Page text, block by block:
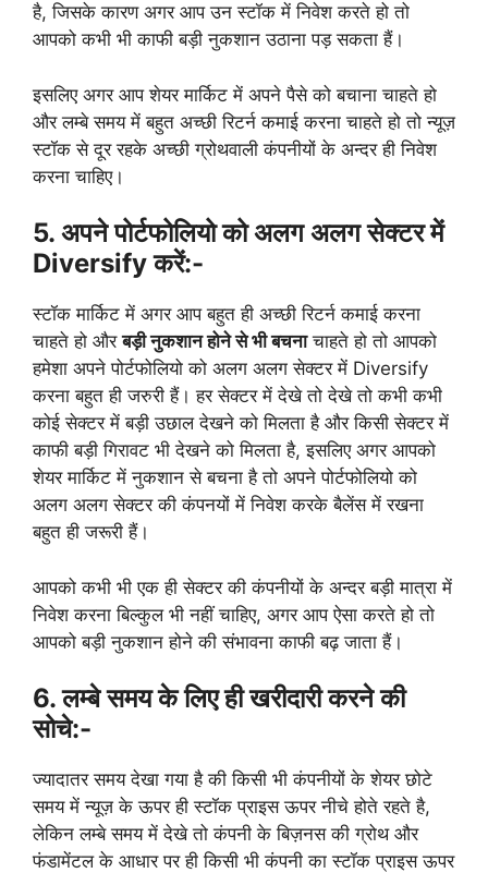
है, जिसके कारण अगर आप उन स्टॉक में निवेश करते हो तो
आपको कभी भी काफी बड़ी नुकशान उठाना पड़ सकता हैं।
इसलिए अगर आप शेयर मार्किट में अपने पैसे को बचाना चाहते हो
और लम्बे समय में बहुत अच्छी रिटर्न कमाई करना चाहते हो तो न्यूज़
स्टॉक से दूर रहके अच्छी ग्रोथवाली कंपनीयों के अन्दर ही निवेश
करना चाहिए।
5. अपने पोर्टफोलियो को अलग अलग सेक्टर में
Diversify करें:-
स्टॉक मार्किट में अगर आप बहुत ही अच्छी रिटर्न कमाई करना
चाहते हो औरबड़ी नुकशान होने से भी बचनाचाहते हो तो आपको
हमेशा अपने पोर्टफोलियो को अलग अलग सेक्टर में Diversify
करना बहुत ही जरुरी हैं। हर सेक्टर में देखे तो देखे तो कभी कभी
कोई सेक्टर में बड़ी उछाल देखने को मिलता है और किसी सेक्टर में
काफी बड़ी गिरावट भी देखने को मिलता है, इसलिए अगर आपको
शेयर मार्किट में नुकशान से बचना है तो अपने पोर्टफोलियो को
अलग अलग सेक्टर की कंपनयों में निवेश करके बैलेंस में रखना
बहुत ही जरूरी हैं।
आपको कभी भी एक ही सेक्टर की कंपनीयों के अन्दर बड़ी मात्रा में
निवेश करना बिल्कुल भी नहीं चाहिए, अगर आप ऐसा करते हो तो
आपको बड़ी नुकशान होने की संभावना काफी बढ़ जाता हैं।
6. लम्बे समय के लिए ही खरीदारी करने की
सोचे:-
ज्यादातर समय देखा गया है की किसी भी कंपनीयों के शेयर छोटे
समय में न्यूज़ के ऊपर ही स्टॉक प्राइस ऊपर नीचे होते रहते है,
लेकिन लम्बे समय में देखे तो कंपनी के बिज़नस की ग्रोथ और
फंडामेंटल के आधार पर ही किसी भी कंपनी का स्टॉक प्राइस ऊपर